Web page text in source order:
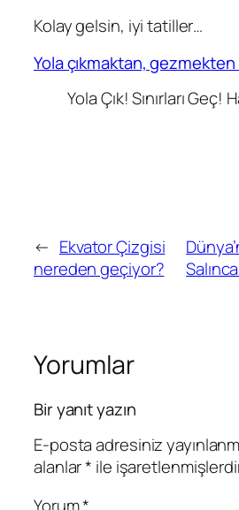
Kolay gelsin, iyi tatiller…
Yola çıkmaktan, gezmekten
Yola Çık! Sınırları Geç!
← Ekvator Çizgisi
nereden geçiyor?
Yorumlar
Bir yanıt yazın
E-posta adresiniz
alanlar* ile
Yorum*